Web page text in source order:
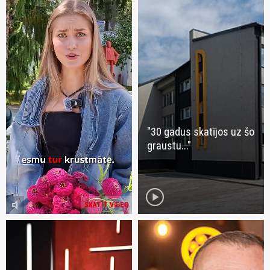
SKATĪT VIDEO
volume_mute
"30 gadus skatījos uz šo
graustu..."
play_circle